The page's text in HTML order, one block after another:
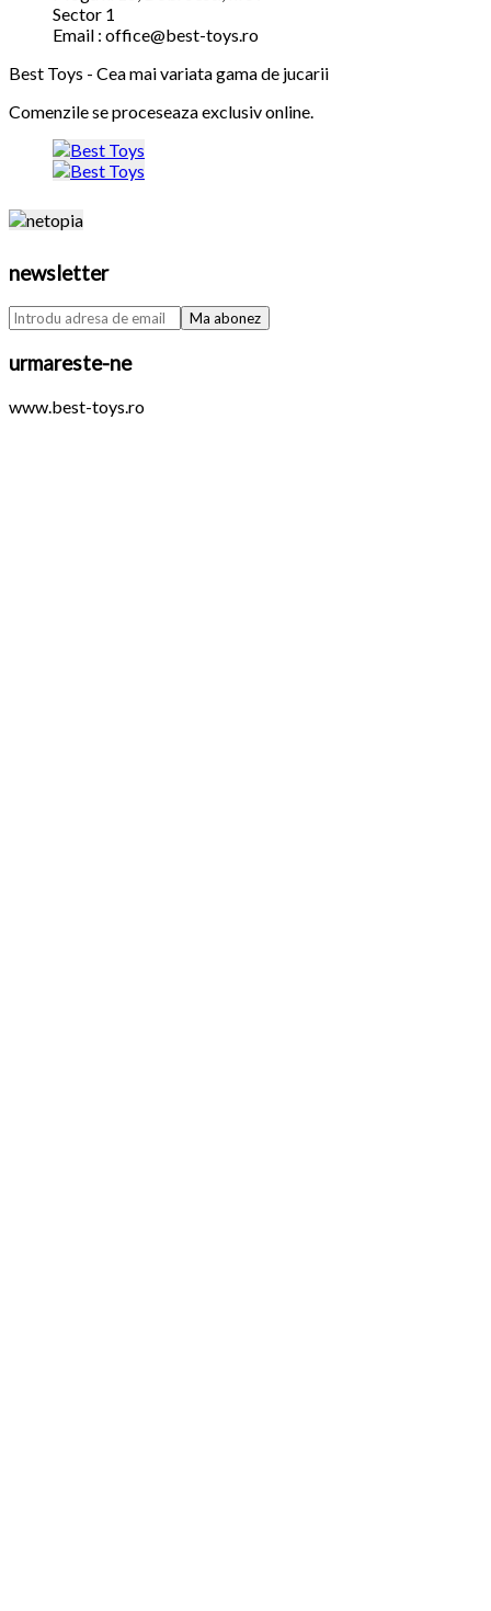
Sector 1
Email : office@best-toys.ro
Best Toys - Cea mai variata gama de jucarii
Comenzile se proceseaza exclusiv online.
newsletter
urmareste-ne
www.best-toys.ro